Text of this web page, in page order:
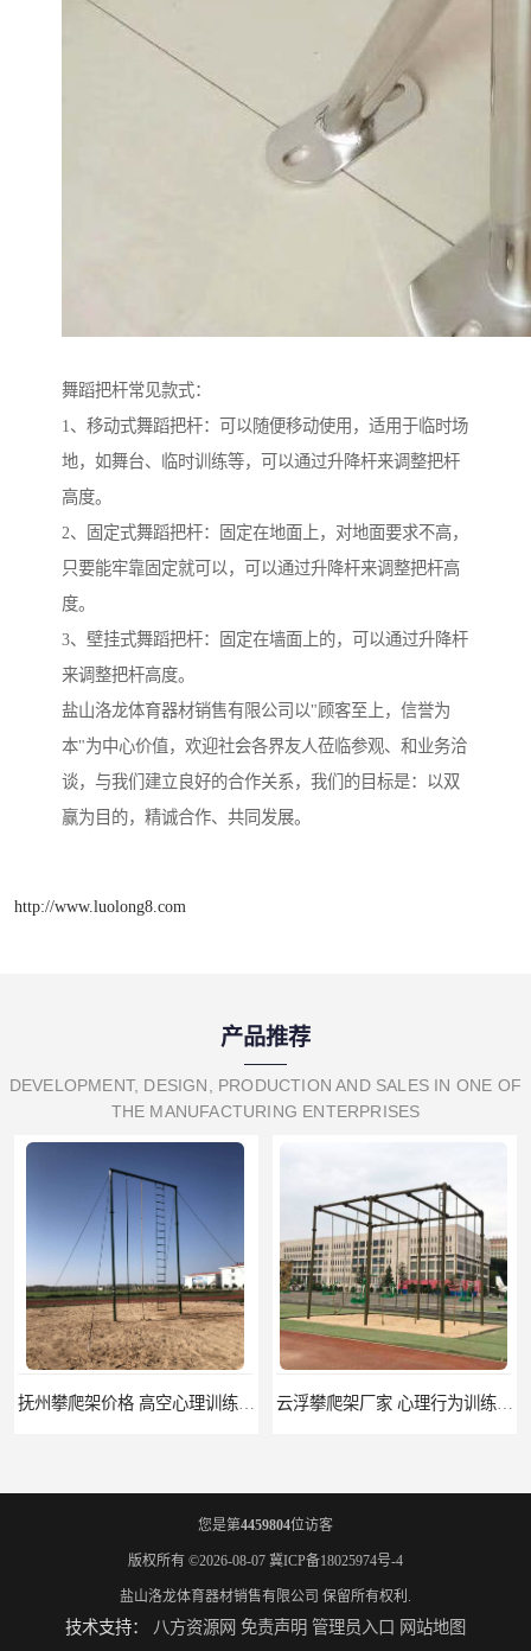
舞蹈把杆常见款式：
1、移动式舞蹈把杆：可以随便移动使用，适用于临时场
地，如舞台、临时训练等，可以通过升降杆来调整把杆
高度。
2、固定式舞蹈把杆：固定在地面上，对地面要求不高，
只要能牢靠固定就可以，可以通过升降杆来调整把杆高
度。
3、壁挂式舞蹈把杆：固定在墙面上的，可以通过升降杆
来调整把杆高度。
盐山洛龙体育器材销售有限公司以"顾客至上，信誉为
本"为中心价值，欢迎社会各界友人莅临参观、和业务洽
谈，与我们建立良好的合作关系，我们的目标是：以双
赢为目的，精诚合作、共同发展。
http://www.luolong8.com
产品推荐
DEVELOPMENT, DESIGN, PRODUCTION AND SALES IN ONE OF
THE MANUFACTURING ENTERPRISES
濮阳攀爬架价格 训练攀爬架 批发价格
您是第4459804位访客
版权所有 ©2026-08-07 冀ICP备18025974号-4
盐山洛龙体育器材销售有限公司 保留所有权利.
技术支持： 八方资源网 免责声明 管理员入口 网站地图